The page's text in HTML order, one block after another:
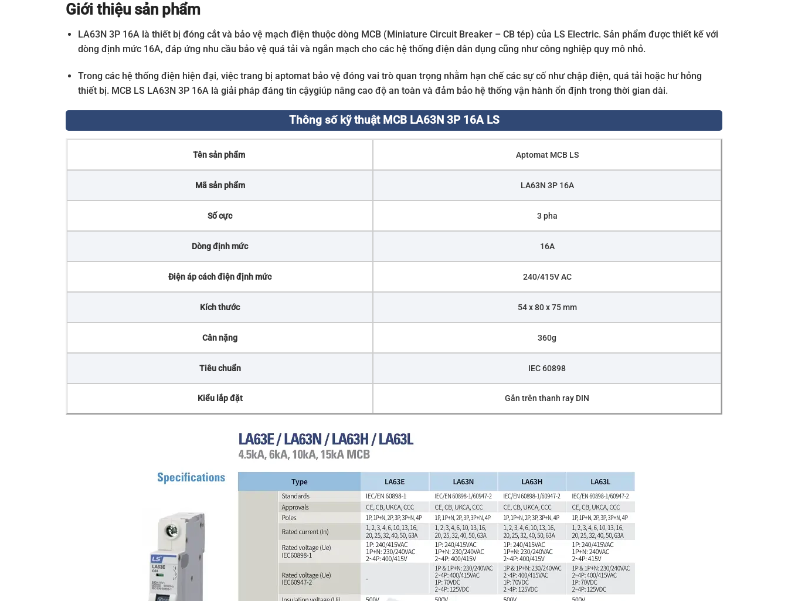
Giới thiệu sản phẩm
LA63N 3P 16A là thiết bị đóng cắt và bảo vệ mạch điện thuộc dòng MCB (Miniature Circuit Breaker – CB tép) của LS Electric. Sản phẩm được thiết kế với
dòng định mức 16A, đáp ứng nhu cầu bảo vệ quá tải và ngắn mạch cho các hệ thống điện dân dụng cũng như công nghiệp quy mô nhỏ.
Trong các hệ thống điện hiện đại, việc trang bị aptomat bảo vệ đóng vai trò quan trọng nhằm hạn chế các sự cố như chập điện, quá tải hoặc hư hỏng
thiết bị. MCB LS LA63N 3P 16A là giải pháp đáng tin cậygiúp nâng cao độ an toàn và đảm bảo hệ thống vận hành ổn định trong thời gian dài.
Thông số kỹ thuật MCB LA63N 3P 16A LS
Tên sản phẩm Aptomat MCB LS
Mã sản phẩm LA63N 3P 16A
Số cực 3 pha
Dòng định mức 16A
Điện áp cách điện định mức 240/415V AC
Kích thước 54 x 80 x 75 mm
Cân nặng 360g
Tiêu chuẩn IEC 60898
Kiểu lắp đặt Gắn trên thanh ray DIN